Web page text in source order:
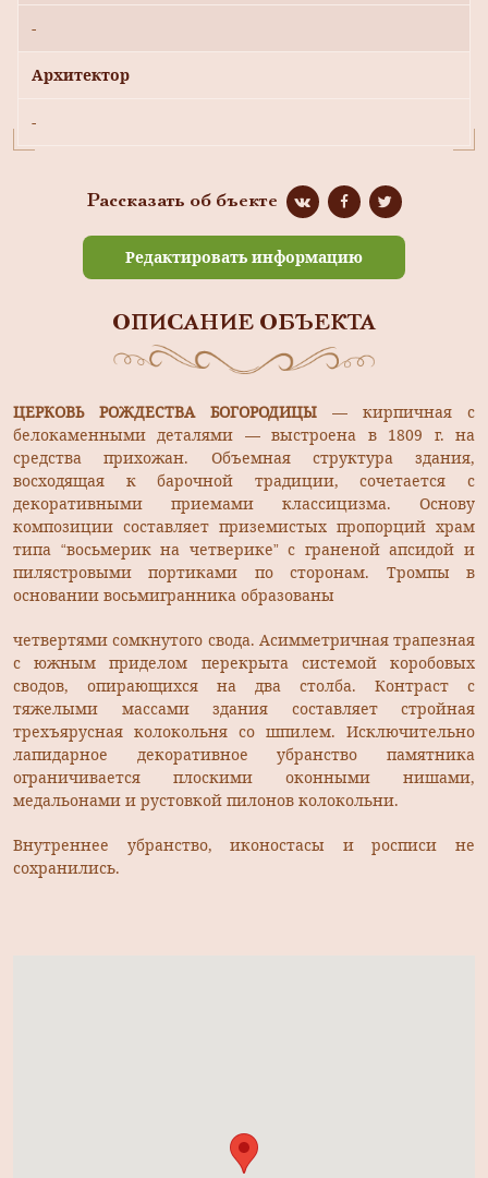
-
Архитектор
-
Рассказать об бъекте
Редактировать информацию
ОПИСАНИЕ ОБЪЕКТА
ЦЕРКОВЬ РОЖДЕСТВА БОГОРОДИЦЫ — кирпичная с
белокаменными деталями — выстроена в 1809 г. на
средства прихожан. Объемная структура здания,
восходящая к барочной традиции, сочетается с
декоративными приемами классицизма. Основу
композиции составляет приземистых пропорций храм
типа “восьмерик на четверике” с граненой апсидой и
пилястровыми портиками по сторонам. Тромпы в
основании восьмигранника образованы
четвертями сомкнутого свода. Асимметричная трапезная
с южным приделом перекрыта системой коробовых
сводов, опирающихся на два столба. Контраст с
тяжелыми массами здания составляет стройная
трехъярусная колокольня со шпилем. Исключительно
лапидарное декоративное убранство памятника
ограничивается плоскими оконными нишами,
медальонами и рустовкой пилонов колокольни.
Внутреннее убранство, иконостасы и росписи не
сохранились.